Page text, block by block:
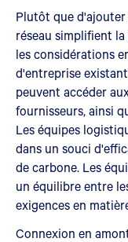
Plutôt que d'ajouter
réseau simplifient
les considérations
d'entreprise
peuvent accéder
fournisseurs, ainsi
Les équipes
dans un souci
de carbone. Les
un équilibre entre
exigences en
Connexion en